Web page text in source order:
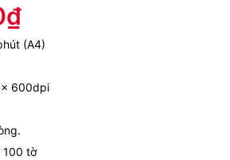
₫
(A4)
600dpi
100 tờ